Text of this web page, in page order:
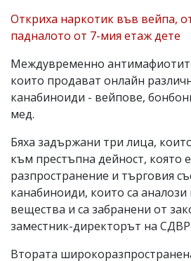
Откриха наркотик във вейпа,
падналото от 7-мия етаж дете
Междувременно
които продават онлайн
канабиноиди - вейпове,
мед.
Бяха задържани три лица,
към престъпна дейност, която
разпространение и търговия
канабиноиди, които са
вещества и са забранени от
заместник-директорът на СДВР
Втората